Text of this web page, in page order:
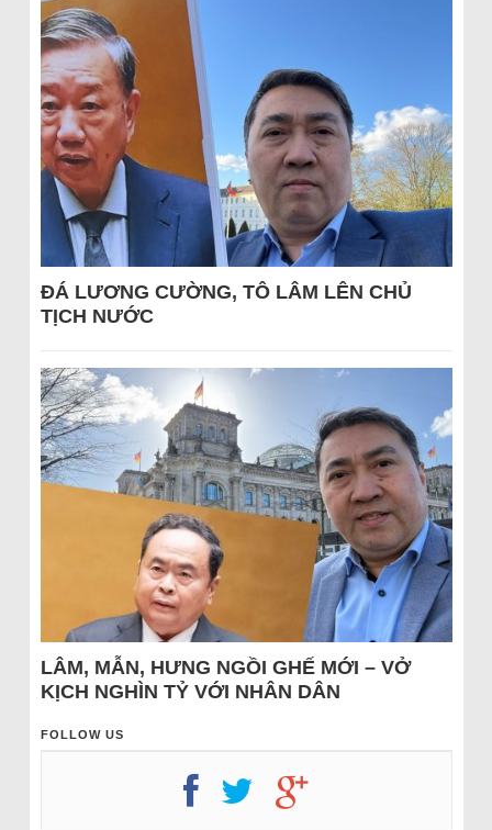
ĐÁ LƯƠNG CƯỜNG, TÔ LÂM LÊN CHỦ
TỊCH NƯỚC
LÂM, MẪN, HƯNG NGỒI GHẾ MỚI – VỞ
KỊCH NGHÌN TỶ VỚI NHÂN DÂN
FOLLOW US